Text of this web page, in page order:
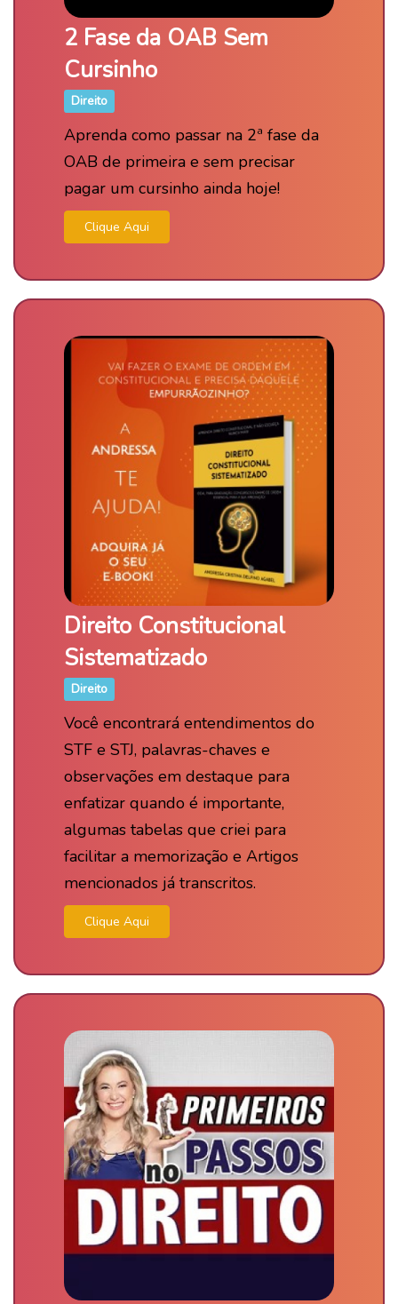
2 Fase da OAB Sem
Cursinho
Direito
Aprenda como passar na 2ª fase da
OAB de primeira e sem precisar
pagar um cursinho ainda hoje!
Clique Aqui
Direito Constitucional
Sistematizado
Direito
Você encontrará entendimentos do
STF e STJ, palavras-chaves e
observações em destaque para
enfatizar quando é importante,
algumas tabelas que criei para
facilitar a memorização e Artigos
mencionados já transcritos.
Clique Aqui